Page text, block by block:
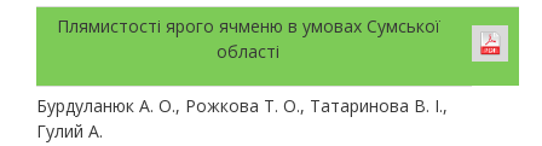
Плямистості ярого ячменю в умовах Сумської
області
Бурдуланюк А. О., Рожкова Т. О., Татаринова В. І.,
Гулий А.